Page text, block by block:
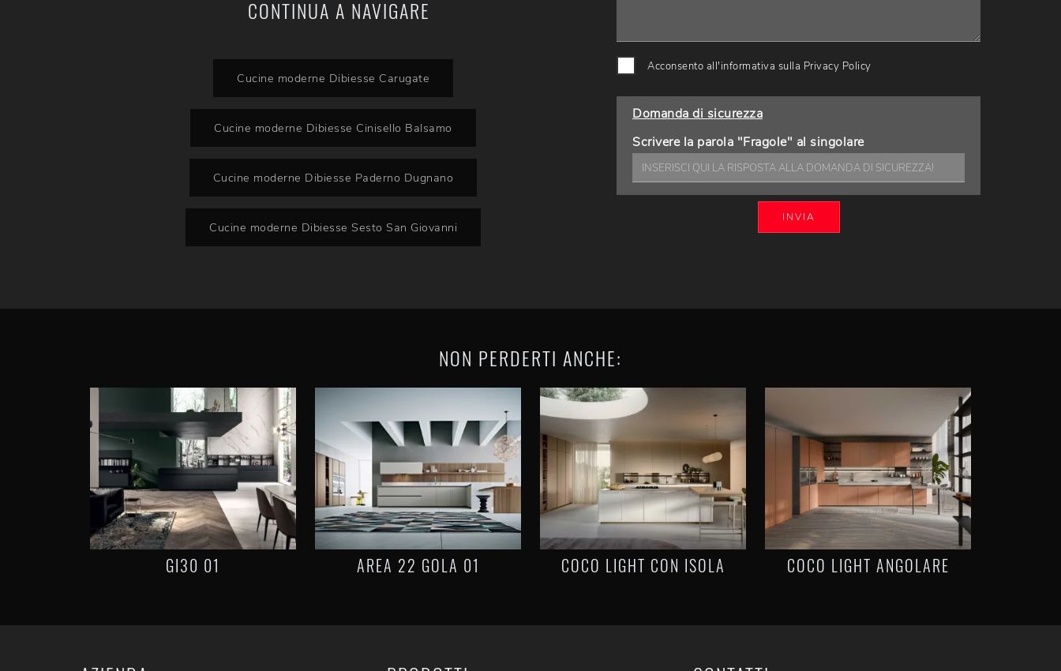
CONTINUA A NAVIGARE
Cucine moderne Dibiesse Carugate
Cucine moderne Dibiesse Cinisello Balsamo
Cucine moderne Dibiesse Paderno Dugnano
Cucine moderne Dibiesse Sesto San Giovanni
Acconsento all'informativa sulla Privacy Policy
Domanda di sicurezza
Scrivere la parola "Fragole" al singolare
INVIA
NON PERDERTI ANCHE:
GI30 01 AREA 22 GOLA 01 COCO LIGHT CON ISOLA COCO LIGHT ANGOLARE